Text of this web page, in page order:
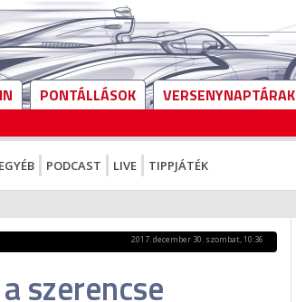
PONTÁLLÁSOK VERSENYNAPTÁRAK
EGYÉB PODCAST LIVE TIPPJÁTÉK
2017. december 30. szombat, 10:36
szerencse